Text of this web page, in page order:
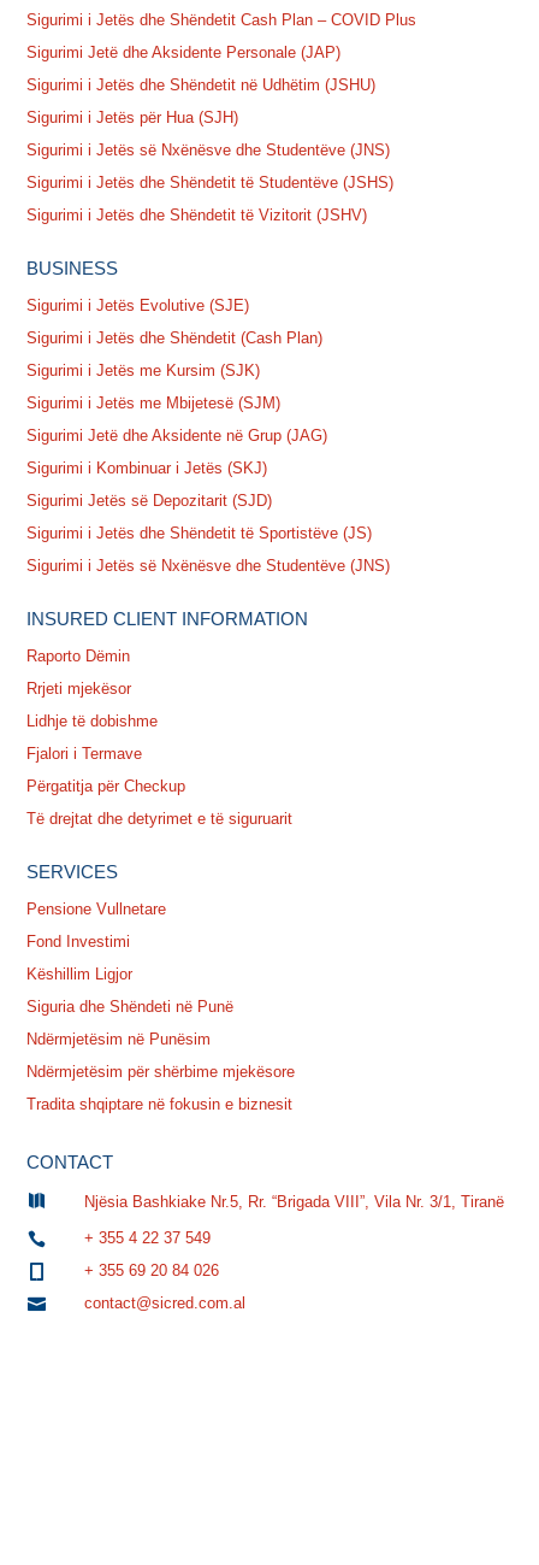
Sigurimi i Jetës dhe Shëndetit Cash Plan – COVID Plus
Sigurimi Jetë dhe Aksidente Personale (JAP)
Sigurimi i Jetës dhe Shëndetit në Udhëtim (JSHU)
Sigurimi i Jetës për Hua (SJH)
Sigurimi i Jetës së Nxënësve dhe Studentëve (JNS)
Sigurimi i Jetës dhe Shëndetit të Studentëve (JSHS)
Sigurimi i Jetës dhe Shëndetit të Vizitorit (JSHV)
BUSINESS
Sigurimi i Jetës Evolutive (SJE)
Sigurimi i Jetës dhe Shëndetit (Cash Plan)
Sigurimi i Jetës me Kursim (SJK)
Sigurimi i Jetës me Mbijetesë (SJM)
Sigurimi Jetë dhe Aksidente në Grup (JAG)
Sigurimi i Kombinuar i Jetës (SKJ)
Sigurimi Jetës së Depozitarit (SJD)
Sigurimi i Jetës dhe Shëndetit të Sportistëve (JS)
Sigurimi i Jetës së Nxënësve dhe Studentëve (JNS)
INSURED CLIENT INFORMATION
Raporto Dëmin
Rrjeti mjekësor
Lidhje të dobishme
Fjalori i Termave
Përgatitja për Checkup
Të drejtat dhe detyrimet e të siguruarit
SERVICES
Pensione Vullnetare
Fond Investimi
Këshillim Ligjor
Siguria dhe Shëndeti në Punë
Ndërmjetësim në Punësim
Ndërmjetësim për shërbime mjekësore
Tradita shqiptare në fokusin e biznesit
CONTACT
 Njësia Bashkiake Nr.5, Rr. “Brigada VIII”, Vila Nr. 3/1, Tiranë

+ 355 4 22 37 549
+ 355 69 20 84 026

contact@sicred.com.al